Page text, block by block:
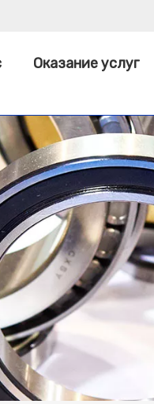
Оказание услуг